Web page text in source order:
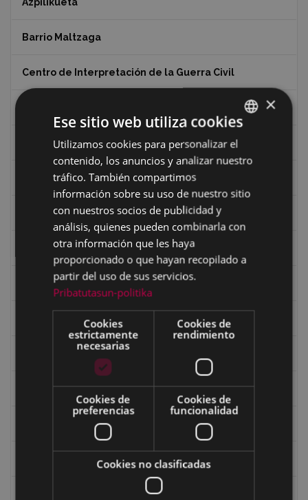
Barrio Maltzaga
Centro de Interpretación de la Guerra Civil
Ciclismo "A rueda"
Dibujos de Julen Zabaleta
Eibar desde el aire
Eibartarren ahotan
Ermitas
Fondo Bolumburu
Fondo Carlos Narbaiza
Guerra
Iglesia de Azitain
Ignacio Zuloaga (1870-2020)
BASQUE
SPANISH
×
Ese sitio web utiliza cookies
Utilizamos cookies para personalizar el
contenido, los anuncios y analizar nuestro
tráfico. También compartimos
información sobre su uso de nuestro sitio
con nuestros socios de publicidad y
análisis, quienes pueden combinarla con
otra información que les haya
proporcionado o que hayan recopilado a
partir del uso de sus servicios.
Pribatutasun-politika
Cookies
estrictamente
necesarias
Cookies de
rendimiento
Cookies de
preferencias
Cookies de
funcionalidad
Cookies no clasificadas